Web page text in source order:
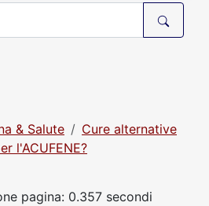
& Salute
Cure alternative
l'ACUFENE?
pagina: 0.357 secondi